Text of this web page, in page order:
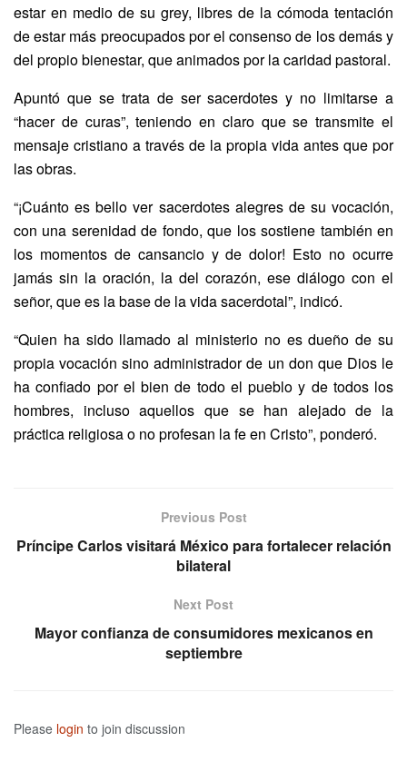
estar en medio de su grey, libres de la cómoda tentación
de estar más preocupados por el consenso de los demás y
del propio bienestar, que animados por la caridad pastoral.
Apuntó que se trata de ser sacerdotes y no limitarse a
“hacer de curas”, teniendo en claro que se transmite el
mensaje cristiano a través de la propia vida antes que por
las obras.
“¡Cuánto es bello ver sacerdotes alegres de su vocación,
con una serenidad de fondo, que los sostiene también en
los momentos de cansancio y de dolor! Esto no ocurre
jamás sin la oración, la del corazón, ese diálogo con el
señor, que es la base de la vida sacerdotal”, indicó.
“Quien ha sido llamado al ministerio no es dueño de su
propia vocación sino administrador de un don que Dios le
ha confiado por el bien de todo el pueblo y de todos los
hombres, incluso aquellos que se han alejado de la
práctica religiosa o no profesan la fe en Cristo”, ponderó.
Previous Post
Príncipe Carlos visitará México para fortalecer relación
bilateral
Next Post
Mayor confianza de consumidores mexicanos en
septiembre
Please login to join discussion